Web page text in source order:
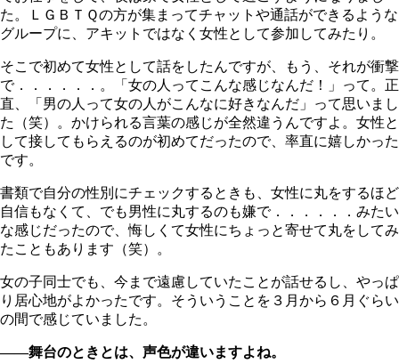
た。ＬＧＢＴＱの方が集まってチャットや通話ができるような
グループに、アキットではなく女性として参加してみたり。
そこで初めて女性として話をしたんですが、もう、それが衝撃
で．．．．．．。「女の人ってこんな感じなんだ！」って。正
直、「男の人って女の人がこんなに好きなんだ」って思いまし
た（笑）。かけられる言葉の感じが全然違うんですよ。女性と
して接してもらえるのが初めてだったので、率直に嬉しかった
です。
書類で自分の性別にチェックするときも、女性に丸をするほど
自信もなくて、でも男性に丸するのも嫌で．．．．．．みたい
な感じだったので、悔しくて女性にちょっと寄せて丸をしてみ
たこともあります（笑）。
女の子同士でも、今まで遠慮していたことが話せるし、やっぱ
り居心地がよかったです。そういうことを３月から６月ぐらい
の間で感じていました。
――舞台のときとは、声色が違いますよね。